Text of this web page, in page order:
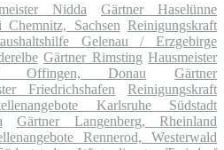
Nidda
Gärtner Haselünne
Sachsen Reinigungskraft
Gelenau / Erzgebirge
Gärtner Rimsting Hausmeister
Offingen, Donau
Gärtner
Friedrichshafen
Reinigungskraft
Karlsruhe Südstadt
Gärtner Langenberg, Rheinland
Rennerod, Westerwald